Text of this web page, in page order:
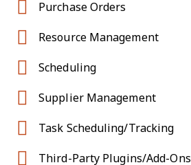
Purchase Orders
Resource Management
Scheduling
Supplier Management
Task Scheduling/Tracking
Third-Party Plugins/Add-Ons